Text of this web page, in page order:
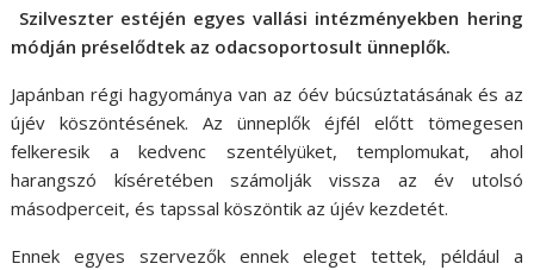
Szilveszter estéjén egyes vallási intézményekben hering
módján préselődtek az odacsoportosult ünneplők.
Japánban régi hagyománya van az óév búcsúztatásának és az
újév köszöntésének. Az ünneplők éjfél előtt tömegesen
felkeresik a kedvenc szentélyüket, templomukat, ahol
harangszó kíséretében számolják vissza az év utolsó
másodperceit, és tapssal köszöntik az újév kezdetét.
Ennek egyes szervezők ennek eleget tettek, például a